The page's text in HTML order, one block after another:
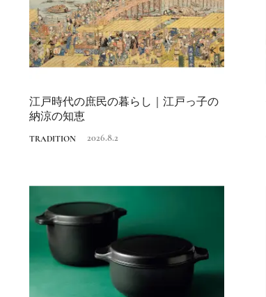
江戸時代の庶民の暮らし｜江戸っ子の
納涼の知恵
TRADITION 2026.8.2